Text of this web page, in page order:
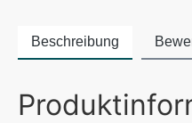
Beschreibung